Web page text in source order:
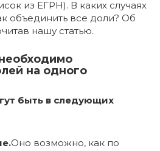
из ЕГРН). В каких случаях
объединить все доли? Об
нашу статью.
на одного
быть в следующих
Оно возможно, как по